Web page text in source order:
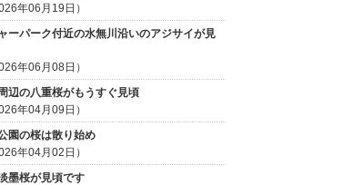
年06月19日）
ーパーク付近の水無川沿いのアジサイが見
年06月08日）
辺の八重桜がもうすぐ見頃
年04月09日）
園の桜は散り始め
年04月02日）
墨桜が見頃です